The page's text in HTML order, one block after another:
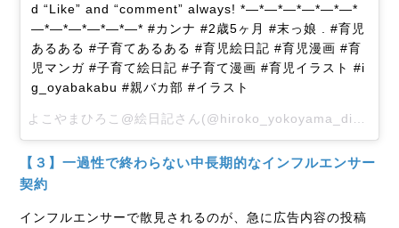
d “Like” and “comment” always! *—*—*—*—*—*—*
—*—*—*—*—*—* #カンナ #2歳5ヶ月 #末っ娘 . #育児
あるある #子育てあるある #育児絵日記 #育児漫画 #育
児マンガ #子育て絵日記 #子育て漫画 #育児イラスト #i
g_oyabakabu #親バカ部 #イラスト
【３】一過性で終わらない中長期的なインフルエンサー
契約
インフルエンサーで散見されるのが、急に広告内容の投稿